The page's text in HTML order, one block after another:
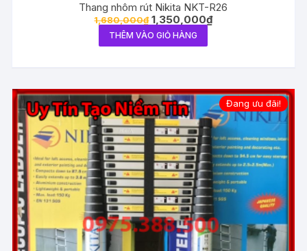
Thang nhôm rút Nikita NKT-R26
1,680,000₫ 1,350,000₫
THÊM VÀO GIỎ HÀNG
Đang ưu đãi!